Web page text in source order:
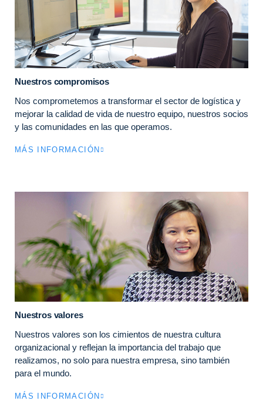
Nuestros compromisos
Nos comprometemos a transformar el sector de logística y
mejorar la calidad de vida de nuestro equipo, nuestros socios
y las comunidades en las que operamos.
MÁS INFORMACIÓN
Nuestros valores
Nuestros valores son los cimientos de nuestra cultura
organizacional y reflejan la importancia del trabajo que
realizamos, no solo para nuestra empresa, sino también
para el mundo.
MÁS INFORMACIÓN